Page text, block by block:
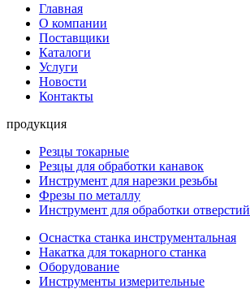
Главная
О компании
Поставщики
Каталоги
Услуги
Новости
Контакты
продукция
Резцы токарные
Резцы для обработки канавок
Инструмент для нарезки резьбы
Фрезы по металлу
Инструмент для обработки отверстий
Оснастка станка инструментальная
Накатка для токарного станка
Оборудование
Инструменты измерительные